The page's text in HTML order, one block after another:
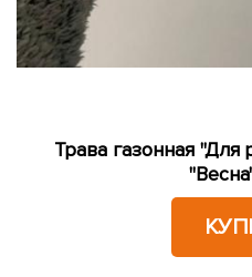
Трава газонная